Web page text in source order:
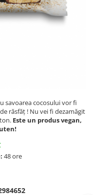
savoarea cocosului vor fi
răsfăț ! Nu vei fi dezamăgit
Este un produs vegan,
48 ore